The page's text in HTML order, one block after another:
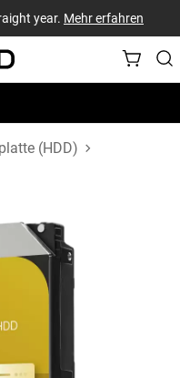
year. Mehr erfahren
(HDD)